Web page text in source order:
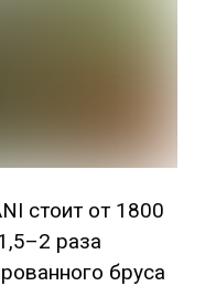
стоит от 1800
раза
бруса